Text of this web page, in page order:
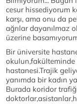
cesur hissediyorum
karşı, ama onu da
ağrılar dayanılmaz
üzerine
Bir üniversite
hastanesi.Trajik
yanımda bir kadın
Burada koridor